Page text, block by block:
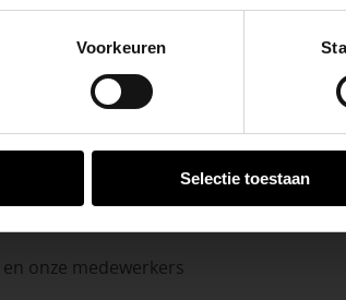
Voorkeuren
Selectie toestaan
onze medewerkers
en inspirerende showtuinen helpen we